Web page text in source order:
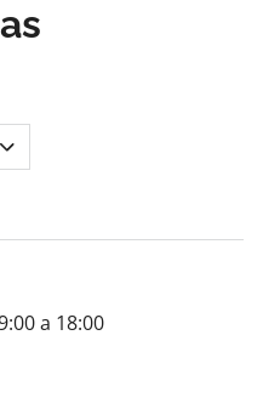
a 18:00